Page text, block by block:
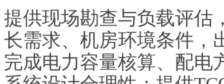
提供现场勘查与负载评估
长需求、机房环境条件，
完成电力容量核算、配电